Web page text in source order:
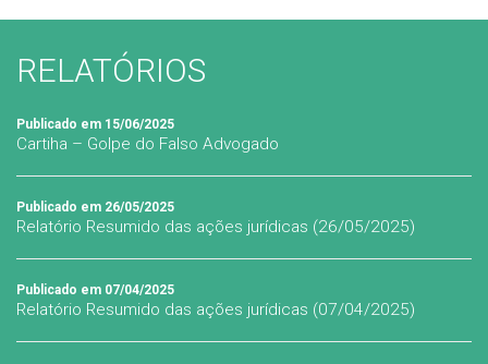
RELATÓRIOS
Publicado em 15/06/2025
Cartiha – Golpe do Falso Advogado
Publicado em 26/05/2025
Relatório Resumido das ações jurídicas (26/05/2025)
Publicado em 07/04/2025
Relatório Resumido das ações jurídicas (07/04/2025)